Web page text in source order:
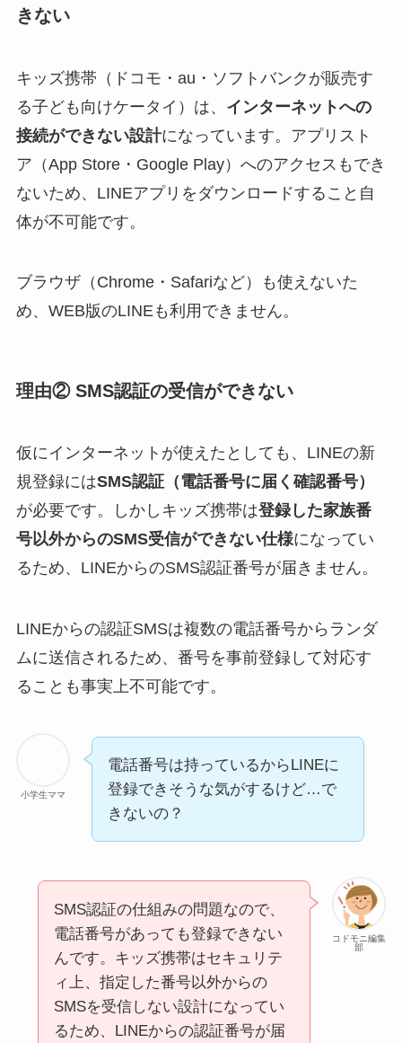
きない
キッズ携帯（ドコモ・au・ソフトバンクが販売す
る子ども向けケータイ）は、 インターネットへの
接続ができない設計になっています。アプリスト
ア（App Store・Google Play）へのアクセスもでき
ないため、LINEアプリをダウンロードすること自
体が不可能です。
ブラウザ（Chrome・Safariなど）も使えないた
め、WEB版のLINEも利用できません。
理由② SMS認証の受信ができない
仮にインターネットが使えたとしても、LINEの新
規登録にはSMS認証（電話番号に届く確認番号）
が必要です。しかしキッズ携帯は登録した家族番
号以外からのSMS受信ができない仕様になってい
るため、LINEからのSMS認証番号が届きません。
LINEからの認証SMSは複数の電話番号からランダ
ムに送信されるため、番号を事前登録して対応す
ることも事実上不可能です。
小学生ママ
電話番号は持っているからLINEに
登録できそうな気がするけど…で
きないの？
コドモニ編集
部
SMS認証の仕組みの問題なので、
電話番号があっても登録できない
んです。キッズ携帯はセキュリテ
ィ上、指定した番号以外からの
SMSを受信しない設計になってい
るため、LINEからの認証番号が届